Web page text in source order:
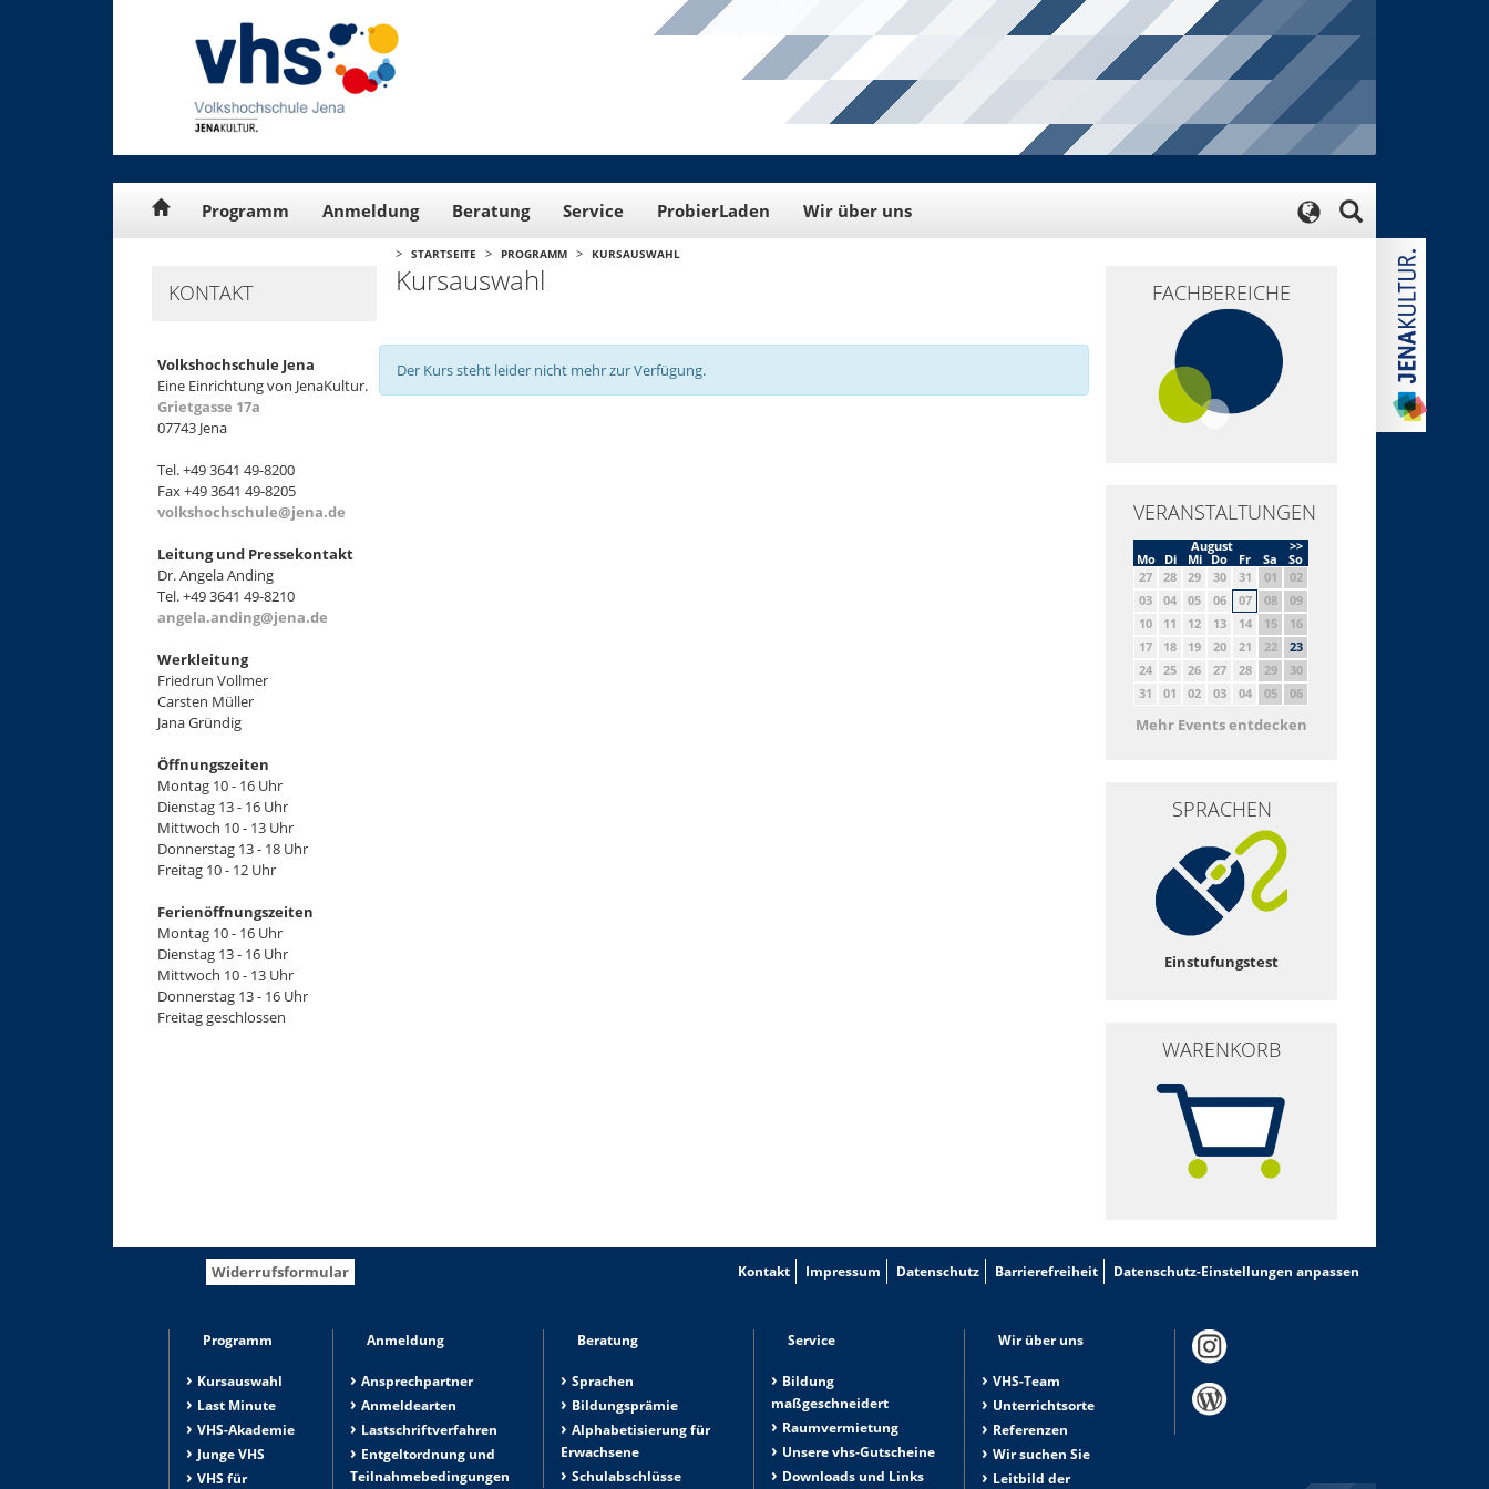
Programm Anmeldung Beratung Service ProbierLaden Wir über uns
KONTAKT
Volkshochschule Jena
Eine Einrichtung von JenaKultur.
Grietgasse 17a
07743 Jena
Tel. +49 3641 49-8200
Fax +49 3641 49-8205
volkshochschule@jena.de
Leitung und Pressekontakt
Dr. Angela Anding
Tel. +49 3641 49-8210
angela.anding@jena.de
Werkleitung
Friedrun Vollmer
Carsten Müller
Jana Gründig
Öffnungszeiten
Montag 10 - 16 Uhr
Dienstag 13 - 16 Uhr
Mittwoch 10 - 13 Uhr
Donnerstag 13 - 18 Uhr
Freitag 10 - 12 Uhr
Ferienöffnungszeiten
Montag 10 - 16 Uhr
Dienstag 13 - 16 Uhr
Mittwoch 10 - 13 Uhr
Donnerstag 13 - 16 Uhr
Freitag geschlossen
> STARTSEITE > PROGRAMM > KURSAUSWAHL
Kursauswahl
Der Kurs steht leider nicht mehr zur Verfügung.
FACHBEREICHE
VERANSTALTUNGEN
>>
August
Mo
Di Mi Do Fr Sa
So
27
28 29 30 31 01
02
03
04 05 06 07 08
09
10
11 12 13 14 15
16
17
18 19 20 21 22
23
24
25 26 27 28 29
30
31
01 02 03 04 05 06
Mehr Events entdecken
SPRACHEN
Einstufungstest
WARENKORB
Widerrufsformular Kontakt Impressum Datenschutz Barrierefreiheit Datenschutz-Einstellungen anpassen
Programm
Kursauswahl
Last Minute
VHS-Akademie
Junge VHS
VHS für
Anmeldung
Ansprechpartner
Anmeldearten
Lastschriftverfahren
Entgeltordnung und
Teilnahmebedingungen
Beratung
Sprachen
Bildungsprämie
Alphabetisierung für
Erwachsene
Schulabschlüsse
Service
Bildung
maßgeschneidert
Raumvermietung
Unsere vhs-Gutscheine
Downloads und Links
Wir über uns
VHS-Team
Unterrichtsorte
Referenzen
Wir suchen Sie
Leitbild der